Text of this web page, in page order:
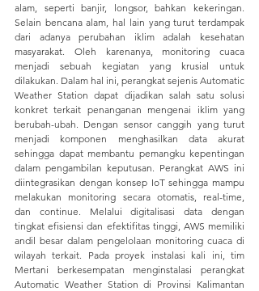
alam, seperti banjir, longsor, bahkan kekeringan.
Selain bencana alam, hal lain yang turut terdampak
dari adanya perubahan iklim adalah kesehatan
masyarakat. Oleh karenanya, monitoring cuaca
menjadi sebuah kegiatan yang krusial untuk
dilakukan. Dalam hal ini, perangkat sejenis Automatic
Weather Station dapat dijadikan salah satu solusi
konkret terkait penanganan mengenai iklim yang
berubah-ubah. Dengan sensor canggih yang turut
menjadi komponen menghasilkan data akurat
sehingga dapat membantu pemangku kepentingan
dalam pengambilan keputusan. Perangkat AWS ini
diintegrasikan dengan konsep IoT sehingga mampu
melakukan monitoring secara otomatis, real-time,
dan continue. Melalui digitalisasi data dengan
tingkat efisiensi dan efektifitas tinggi, AWS memiliki
andil besar dalam pengelolaan monitoring cuaca di
wilayah terkait. Pada proyek instalasi kali ini, tim
Mertani berkesempatan menginstalasi perangkat
Automatic Weather Station di Provinsi Kalimantan